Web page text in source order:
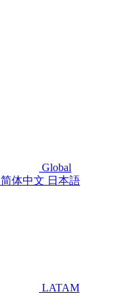
Global
简体中文 日本語
LATAM